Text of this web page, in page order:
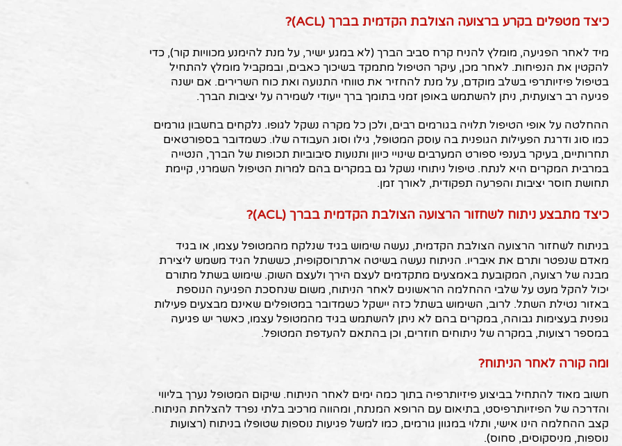
כיצד מטפלים בקרע ברצועה הצולבת הקדמית בברך (ACL)?
מיד לאחר הפגיעה, מומלץ להניח קרח סביב הברך (לא במגע ישיר, על מנת להימנע מכוויות קור), כדי
להקטין את הנפיחות. לאחר מכן, עיקר הטיפול מתמקד בשיכוך כאבים, ובמקביל מומלץ להתחיל
בטיפול פיזיותרפי בשלב מוקדם, על מנת להחזיר את טווחי התנועה ואת כוח השרירים. אם ישנה
פגיעה רב רצועתית, ניתן להשתמש באופן זמני בתומך ברך ייעודי לשמירה על יציבות הברך.
ההחלטה על אופי הטיפול תלויה בגורמים רבים, ולכן כל מקרה נשקל לגופו. נלקחים בחשבון גורמים
כמו סוג ודרגת הפעילות הגופנית בה עוסק המטופל, גילו וסוג העבודה שלו. כשמדובר בספורטאים
תחרותיים, בעיקר בענפי ספורט המערבים שינויי כיוון ותנועות סיבוביות תכופות של הברך, הנטייה
במרבית המקרים היא לנתח. טיפול ניתוחי נשקל גם במקרים בהם למרות הטיפול השמרני, קיימת
תחושת חוסר יציבות והפרעה תפקודית, לאורך זמן.
כיצד מתבצע ניתוח לשחזור הרצועה הצולבת הקדמית בברך (ACL)?
בניתוח לשחזור הרצועה הצולבת הקדמית, נעשה שימוש בגיד שנלקח מהמטופל עצמו, או בגיד
מאדם שנפטר ותרם את איבריו. הניתוח נעשה בשיטה ארתרוסקופית, כששתל הגיד משמש ליצירת
מבנה של רצועה, המקובעת באמצעים מתקדמים לעצם הירך ולעצם השוק. שימוש בשתל מתורם
יכול להקל מעט על שלבי ההחלמה הראשונים לאחר הניתוח, משום שנחסכת הפגיעה הנוספת
באזור נטילת השתל. לרוב, השימוש בשתל כזה יישקל כשמדובר במטופלים שאינם מבצעים פעילות
גופנית בעצימות גבוהה, במקרים בהם לא ניתן להשתמש בגיד מהמטופל עצמו, כאשר יש פגיעה
במספר רצועות, במקרה של ניתוחים חוזרים, וכן בהתאם להעדפת המטופל.
ומה קורה לאחר הניתוח?
חשוב מאוד להתחיל בביצוע פיזיותרפיה בתוך כמה ימים לאחר הניתוח. שיקום המטופל נערך בליווי
והדרכה של הפיזיותרפיסט, בתיאום עם הרופא המנתח, ומהווה מרכיב בלתי נפרד להצלחת הניתוח.
קצב ההחלמה הינו אישי, ותלוי במגוון גורמים, כמו למשל פגיעות נוספות שטופלו בניתוח (רצועות
נוספות, מניסקוסים, סחוס).